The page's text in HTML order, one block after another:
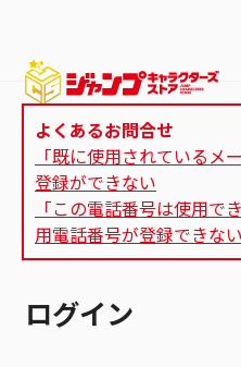
よくあるお問合せ
「既に使用されているメ
登録ができない
「この電話番号は使用で
用電話番号が登録できない
ログイン